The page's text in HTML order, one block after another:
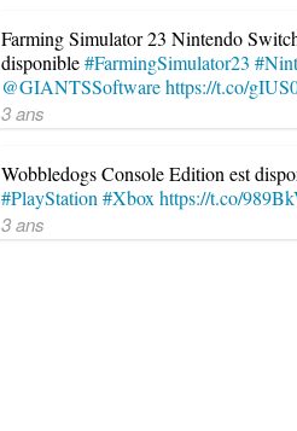
Farming Simulator 23 Nintendo
disponible#FarmingSimulator23
@GIANTSSoftwarehttps://t.co/
3 ans
Wobbledogs Console Edition est
#PlayStation #Xbox https://t.co/
3 ans